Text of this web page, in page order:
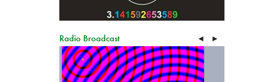
Radio Broadcast ◄ ►